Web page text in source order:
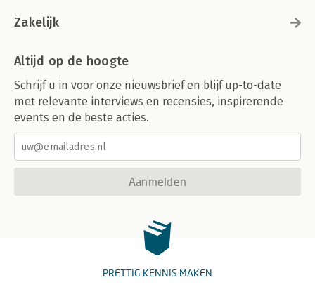
Zakelijk
Altijd op de hoogte
Schrijf u in voor onze nieuwsbrief en blijf up-to-date
met relevante interviews en recensies, inspirerende
events en de beste acties.
Aanmelden
PRETTIG KENNIS MAKEN